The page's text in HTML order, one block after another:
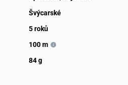
Švýcarské
5 roků
100 m
84 g